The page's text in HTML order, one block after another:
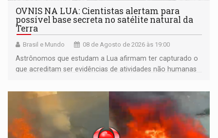
OVNIS NA LUA: Cientistas alertam para
possível base secreta no satélite natural da
Terra
Brasil e Mundo 08 de Agosto de 2026 às 19:00
Astrônomos que estudam a Lua afirmam ter capturado o
que acreditam ser evidências de atividades não humanas
órbita